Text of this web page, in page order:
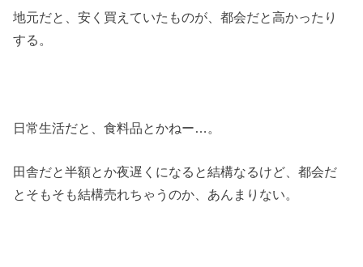
地元だと、安く買えていたものが、都会だと高かったり
する。
日常生活だと、食料品とかねー…。
田舎だと半額とか夜遅くになると結構なるけど、都会だ
とそもそも結構売れちゃうのか、あんまりない。